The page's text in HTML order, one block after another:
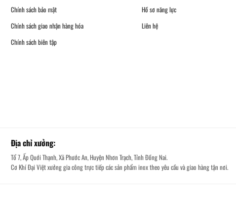
Chính sách bảo mật
Chính sách giao nhận hàng hóa
Chính sách biên tập
Hồ sơ năng lực
Liên hệ
Địa chỉ xưởng:
Tổ 7, Ấp Quới Thạnh, Xã Phước An, Huyện Nhơn Trạch, Tỉnh Đồng Nai.
Cơ Khí Đại Việt xưởng gia công trực tiếp các sản phẩm inox theo yêu cầu và giao hàng tận nơi.